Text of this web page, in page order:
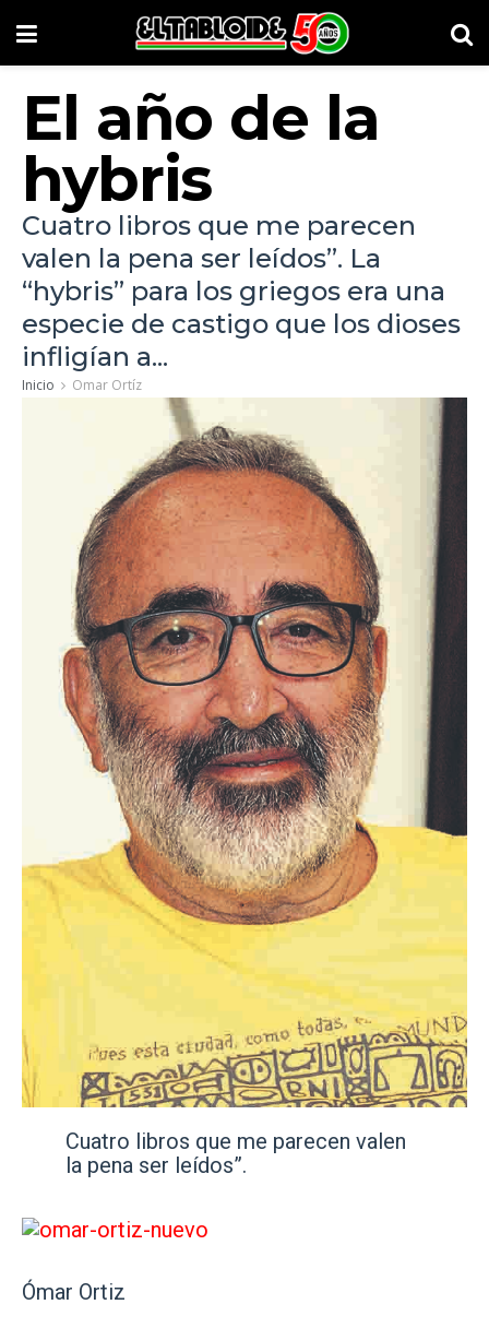
El año de la
hybris
Cuatro libros que me parecen
valen la pena ser leídos”. La
“hybris” para los griegos era una
especie de castigo que los dioses
infligían a...
Inicio Omar Ortíz
Cuatro libros que me parecen valen
la pena ser leídos”.
Ómar Ortiz